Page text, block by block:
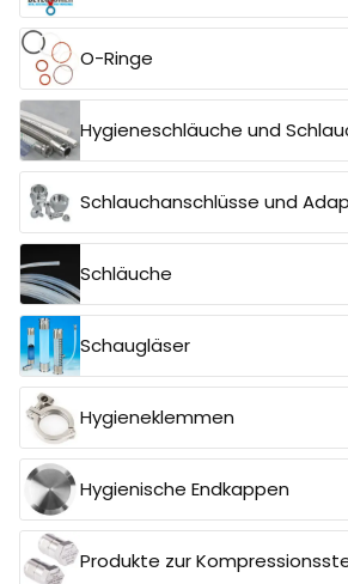
O-Ringe
Hygieneschläuche und
Schlauchanschlüsse und
Schläuche
Schaugläser
Hygieneklemmen
Hygienische Endkappen
Produkte zur